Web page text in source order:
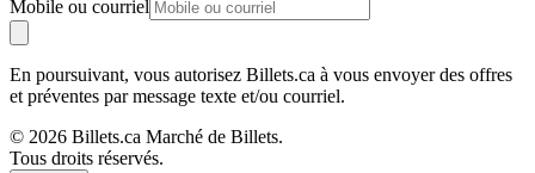
Mobile ou courriel
En poursuivant, vous autorisez Billets.ca à vous envoyer des offres
et préventes par message texte et/ou courriel.
© 2026 Billets.ca Marché de Billets.
Tous droits réservés.